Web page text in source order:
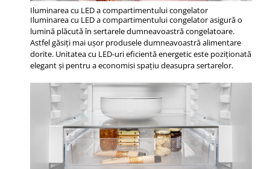
Iluminarea cu LED a compartimentului congelator
Iluminarea cu LED a compartimentului congelator asigură o
lumină plăcută în sertarele dumneavoastră congelatoare.
Astfel găsiţi mai uşor produsele dumneavoastră alimentare
dorite. Unitatea cu LED-uri eficientă energetic este poziţionată
elegant şi pentru a economisi spaţiu deasupra sertarelor.